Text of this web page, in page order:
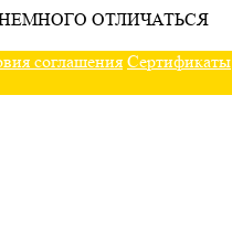
ОТЛИЧАТЬСЯ
соглашения Сертификаты